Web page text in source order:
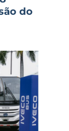
do